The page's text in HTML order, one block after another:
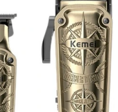
افزودن به علاقمندی ها
اشتراک گذاری محصول
افزودن به مقایسه